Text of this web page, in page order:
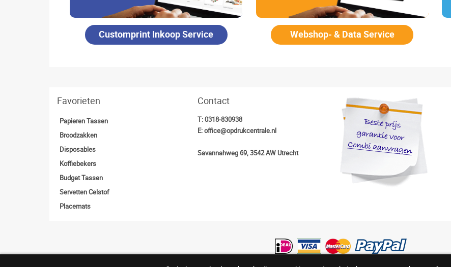
Customprint Inkoop Service Webshop- & Data Service
Favorieten
Papieren Tassen
Broodzakken
Disposables
Koffiebekers
Budget Tassen
Servetten Celstof
Placemats
Contact
T:0318-830938
E:office@opdrukcentrale.nl
Savannahweg 69, 3542 AW Utrecht